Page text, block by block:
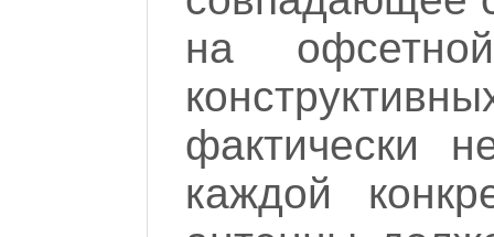
на
фактически
каждой